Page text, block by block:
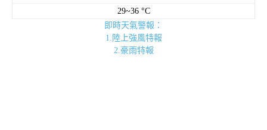
29~36 °C
即時天氣警報：
1.陸上強風特報
2.豪雨特報